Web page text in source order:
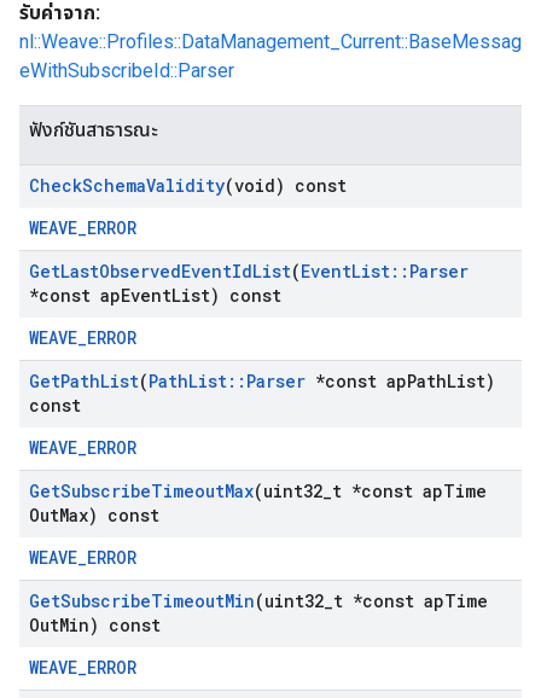
รับค่าจาก:
nl::Weave::Profiles::DataManagement_Current::BaseMessag
eWithSubscribeId::Parser
ฟังก์ชันสาธารณะ
CheckSchemaValidity(void) const
WEAVE_ERROR
GetLastObservedEventIdList(EventList:: Parser
*const apEventList) const
WEAVE_ERROR
GetPathList(PathList:: Parser *const apPathList)
const
WEAVE_ERROR
GetSubscribeTimeoutMax(uint32 t *const apTime
OutMax) const
WEAVE_ERROR
GetSubscribeTimeoutMin(uint32 t *const apTime
OutMin) const
WEAVE_ERROR